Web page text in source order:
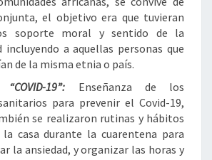
el objetivo era que tuvieran
soporte moral y sentido de la
incluyendo a aquellas personas que
de la misma etnia o país.
19”: Enseñanza de los
para prevenir el Covid-19,
se realizaron rutinas y hábitos
casa durante la cuarentena para
la ansiedad, y organizar las horas y